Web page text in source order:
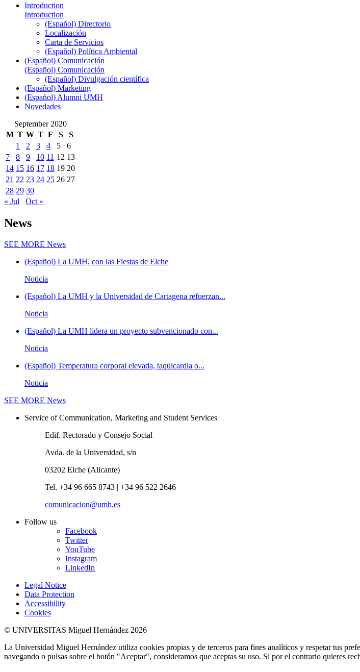
Introduction
Introduction
(Español) Directorio
Localización
Carta de Servicios
(Español) Política Ambiental
(Español) Comunicación
(Español) Comunicación
(Español) Divulgación científica
(Español) Marketing
(Español) Alumni UMH
Novedades
September 2020
M T W T F S
S
1
2 3 4 5
6
7
8 9 10 11 12 13
14 15 16 17 18 19 20
21 22 23 24 25 26 27
28 29 30
« Jul
Oct »
News
SEE MORE News
(Español) La UMH, con las Fiestas de Elche
Noticia
(Español) La UMH y la Universidad de Cartagena refuerzan...
Noticia
(Español) La UMH lidera un proyecto subvencionado con...
Noticia
(Español) Temperatura corporal elevada, taquicardia o...
Noticia
SEE MORE News
Service of Communication, Marketing and Student Services
Edif. Rectorado y Consejo Social
Avda. de la Universidad, s/n
03202 Elche (Alicante)
Tel. +34 96 665 8743 | +34 96 522 2646
comunicacion@umh.es
Follow us
Facebook
Twitter
YouTube
Instagram
LinkedIn
Legal Notice
Data Protection
Accessibility
Cookies
© UNIVERSITAS Miguel Hernández 2026
La Universidad Miguel Hernández utiliza cookies propias y de terceros para fines analíticos y respetar tus
navegando o pulsas sobre el botón "Aceptar", consideramos que aceptas su uso. Si por el contrario quieres